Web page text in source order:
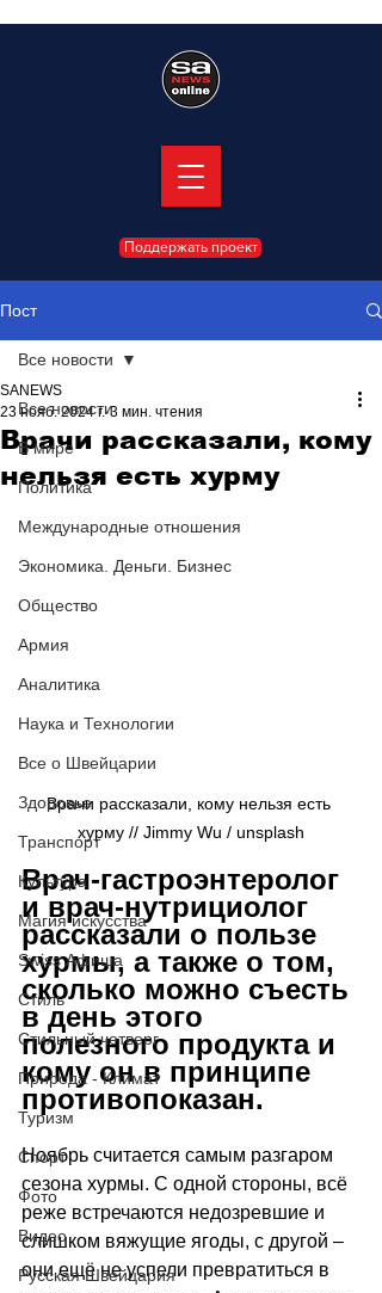
Поддержать проект
Пост
Все новости
В мире
Политика
Международные отношения
Экономика. Деньги. Бизнес
Общество
Армия
Аналитика
Наука и Технологии
Все о Швейцарии
Здоровье
Транспорт
Культура
Магия искусства
Swiss Афиша
Стиль
Стильный четверг
Природа - Климат
Туризм
Спорт
Фото
Видео
Русская Швейцария
Все новости
Врачи рассказали, кому
нельзя есть хурму
SANEWS
23 нояб. 2024 г. 3 мин. чтения
Врачи рассказали, кому нельзя есть
хурму // Jimmy Wu / unsplash
Врач-гастроэнтеролог
и врач-нутрициолог
рассказали о пользе
хурмы, а также о том,
сколько можно съесть
в день этого
полезного продукта и
кому он в принципе
противопоказан.
Ноябрь считается самым разгаром
сезона хурмы. С одной стороны, всё
реже встречаются недозревшие и
слишком вяжущие ягоды, с другой –
они ещё не успели превратиться в